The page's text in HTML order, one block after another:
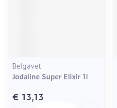
Belgavet
Jodaline Super Elixir 1l
€ 13,13